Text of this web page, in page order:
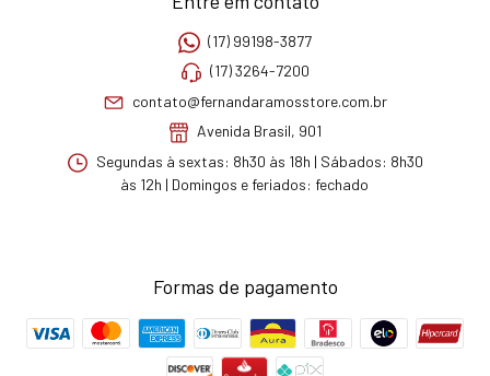
(17) 99198-3877
(17) 3264-7200
contato@fernandaramosstore.com.br
Avenida Brasil, 901
Segundas à sextas: 8h30 às 18h | Sábados: 8h30
às 12h | Domingos e feriados: fechado
Formas de pagamento